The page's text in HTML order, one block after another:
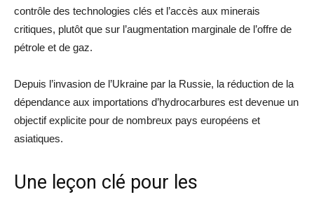
contrôle des technologies clés et l’accès aux minerais
critiques, plutôt que sur l’augmentation marginale de l’offre de
pétrole et de gaz.
Depuis l’invasion de l’Ukraine par la Russie, la réduction de la
dépendance aux importations d’hydrocarbures est devenue un
objectif explicite pour de nombreux pays européens et
asiatiques.
Une leçon clé pour les